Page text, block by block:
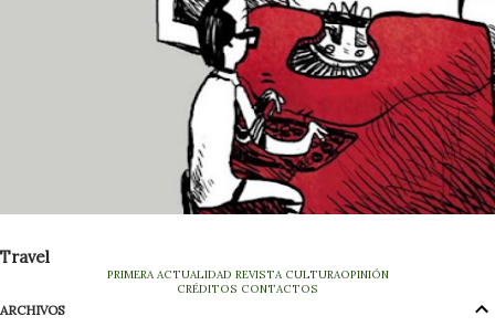
Travel
PRIMERA ACTUALIDAD REVISTA CULTURAOPINIÓN
CRÉDITOS CONTACTOS
ARCHIVOS